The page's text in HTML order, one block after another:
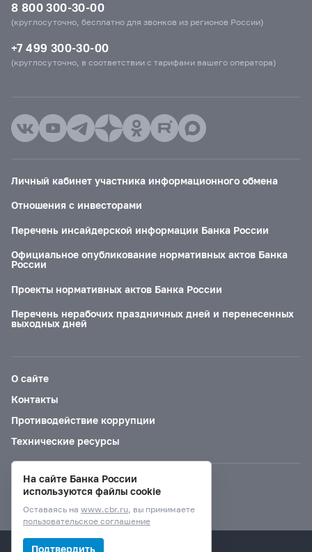
8 800 300-30-00
(круглосуточно, бесплатно для звонков из регионов России)
+7 499 300-30-00
(круглосуточно, в соответствии с тарифами вашего оператора)
Личный кабинет участника информационного обмена
Отношения с инвесторами
Перечень инсайдерской информации Банка России
Официальное опубликование нормативных актов Банка
России
Проекты нормативных актов Банка России
Перечень нерабочих праздничных дней и перенесенных
выходных дней
О сайте
Контакты
Противодействие коррупции
Технические ресурсы
Версия для слабовидящих
© Банк России, 2000–2026.
На сайте Банка России
используются файлы cookie
Оставаясь на www.cbr.ru, вы принимаете
пользовательское соглашение
Подтвердить